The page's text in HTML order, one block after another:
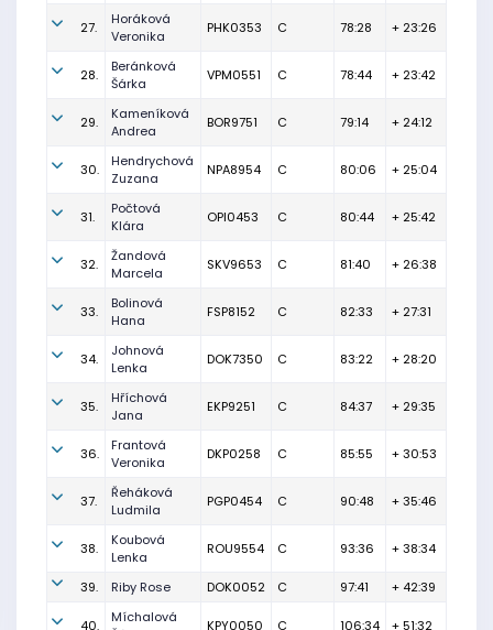
27.
Horáková
Veronika
PHK0353 C 78:28 + 23:26
28.
Beránková
Šárka
VPM0551 C 78:44 + 23:42
29.
Kameníková
Andrea
BOR9751 C 79:14 + 24:12
30.
Hendrychová
Zuzana
NPA8954 C 80:06 + 25:04
31.
Počtová
Klára
OPI0453 C 80:44 + 25:42
32.
Žandová
Marcela
SKV9653 C 81:40 + 26:38
33.
Bolinová
Hana
FSP8152 C 82:33 + 27:31
34.
Johnová
Lenka
DOK7350 C 83:22 + 28:20
35.
Hříchová
Jana
EKP9251 C 84:37 + 29:35
36.
Frantová
Veronika
DKP0258 C 85:55 + 30:53
37.
Řeháková
Ludmila
PGP0454 C 90:48 + 35:46
38.
Koubová
Lenka
ROU9554 C 93:36 + 38:34
39. Riby Rose DOK0052 C 97:41 + 42:39
40.
Míchalová
KPY0050 C 106:34 + 51:32